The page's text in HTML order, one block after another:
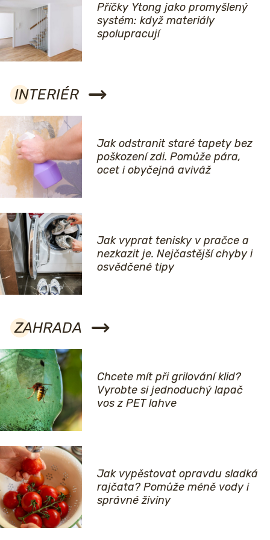
Příčky Ytong jako promyšlený
systém: když materiály
spolupracují
INTERIÉR
Jak odstranit staré tapety bez
poškození zdi. Pomůže pára,
ocet i obyčejná aviváž
Jak vyprat tenisky v pračce a
nezkazit je. Nejčastější chyby i
osvědčené tipy
ZAHRADA
Chcete mít při grilování klid?
Vyrobte si jednoduchý lapač
vos z PET lahve
Jak vypěstovat opravdu sladká
rajčata? Pomůže méně vody i
správné živiny